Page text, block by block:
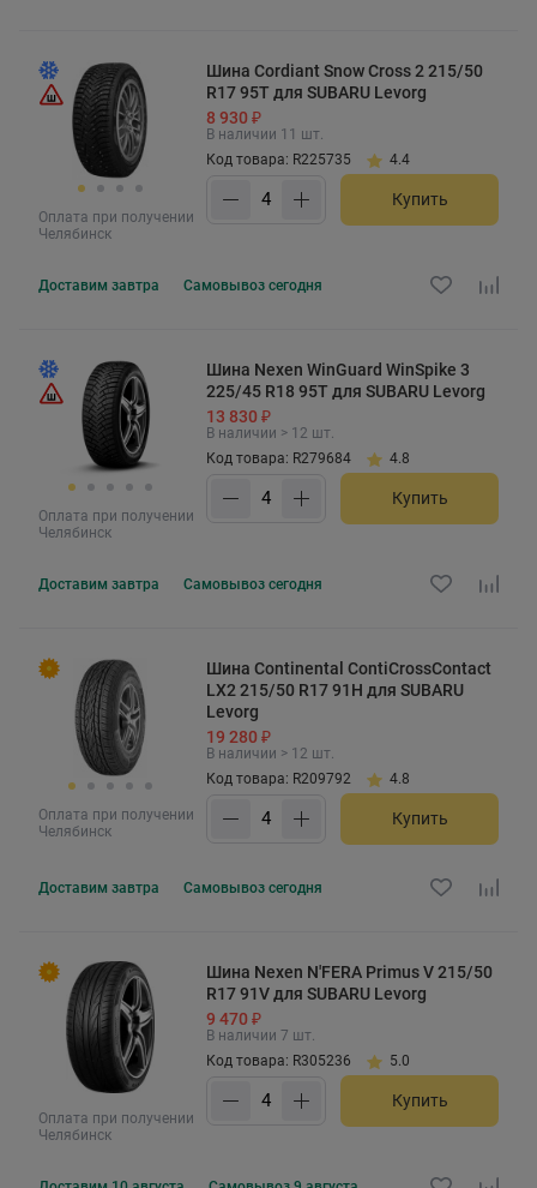
Оплата при получении
Челябинск
Шина Cordiant Snow Cross 2 215/50
R17 95T для SUBARU Levorg
8 930 ₽
В наличии 11 шт.
Код товара: R225735
4.4
Купить
Доставим завтра Самовывоз сегодня
Оплата при получении
Челябинск
Шина Nexen WinGuard WinSpike 3
225/45 R18 95T для SUBARU Levorg
13 830 ₽
В наличии > 12 шт.
Код товара: R279684
4.8
Купить
Доставим завтра Самовывоз сегодня
Оплата при получении
Челябинск
Шина Continental ContiCrossContact
LX2 215/50 R17 91H для SUBARU
Levorg
19 280 ₽
В наличии > 12 шт.
Код товара: R209792
4.8
Купить
Доставим завтра Самовывоз сегодня
Оплата при получении
Челябинск
Шина Nexen N'FERA Primus V 215/50
R17 91V для SUBARU Levorg
9 470 ₽
В наличии 7 шт.
Код товара: R305236
5.0
Купить